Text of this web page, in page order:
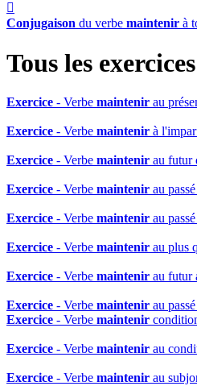

Conjugaison du verbe maintenir à
Tous les
Exercice - Verbe maintenir au
Exercice - Verbe maintenir à
Exercice - Verbe maintenir au futur
Exercice - Verbe maintenir au
Exercice - Verbe maintenir au
Exercice - Verbe maintenir au plus
Exercice - Verbe maintenir au futur
Exercice - Verbe maintenir au
Exercice - Verbe maintenir
Exercice - Verbe maintenir au
Exercice - Verbe maintenir au